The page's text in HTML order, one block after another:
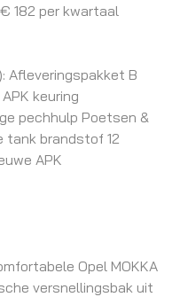
182 per kwartaal
Afleveringspakket B
keuring
pechhulp Poetsen &
tank brandstof 12
APK
Opel MOKKA
versnellingsbak uit